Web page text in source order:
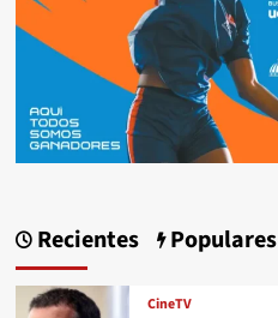
Recientes Populares
CineTV